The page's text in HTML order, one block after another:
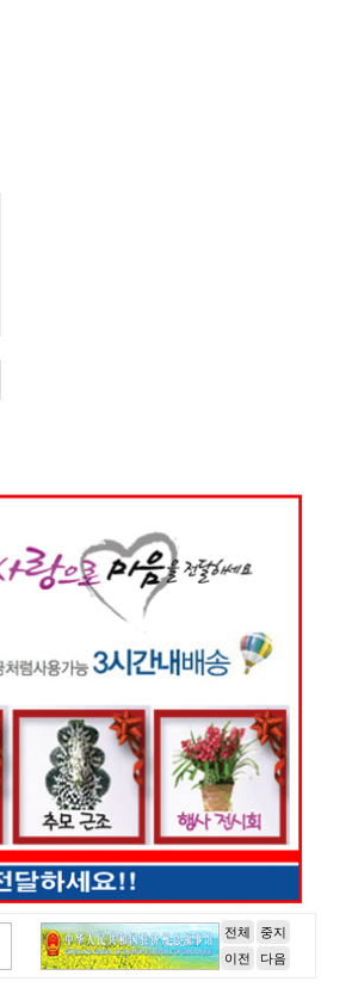
전체
중지
이전
다음